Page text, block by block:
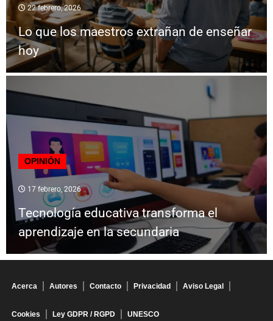
22 febrero, 2026
Lo que los maestros extrañan de enseñar
hoy
OPINIÓN
17 febrero, 2026
Tecnología educativa transforma el
aprendizaje en la secundaria
Acerca Autores Contacto Privacidad Aviso Legal
Cookies Ley GDPR / RGPD UNESCO